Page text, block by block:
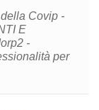
Covip -
E
-
per